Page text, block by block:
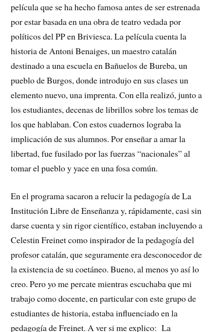
película que se ha hecho famosa antes de ser estrenada
por estar basada en una obra de teatro vedada por
políticos del PP en Briviesca. La película cuenta la
historia de Antoni Benaiges, un maestro catalán
destinado a una escuela en Bañuelos de Bureba, un
pueblo de Burgos, donde introdujo en sus clases un
elemento nuevo, una imprenta. Con ella realizó, junto a
los estudiantes, decenas de librillos sobre los temas de
los que hablaban. Con estos cuadernos lograba la
implicación de sus alumnos. Por enseñar a amar la
libertad, fue fusilado por las fuerzas “nacionales” al
tomar el pueblo y yace en una fosa común.
En el programa sacaron a relucir la pedagogía de La
Institución Libre de Enseñanza y, rápidamente, casi sin
darse cuenta y sin rigor científico, estaban incluyendo a
Celestin Freinet como inspirador de la pedagogía del
profesor catalán, que seguramente era desconocedor de
la existencia de su coetáneo. Bueno, al menos yo así lo
creo. Pero yo me percate mientras escuchaba que mi
trabajo como docente, en particular con este grupo de
estudiantes de historia, estaba influenciado en la
pedagogía de Freinet. A ver si me explico: La